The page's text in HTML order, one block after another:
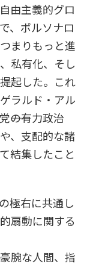
由主義的グロ
、ボルソナロ
まりもっと進
私有化、そし
起した。これ
ラルド・アル
――の有力政治
、支配的な諸
結集したこと
極右に共通し
扇動に関する
腕な人間、指